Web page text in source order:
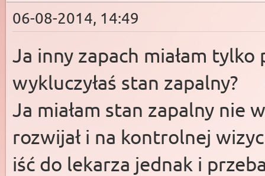
06-08-2014, 14:49
Ja inny zapach miałam
wykluczyłaś stan zapalny?
Ja miałam stan zapalny nie
rozwijał i na kontrolnej
iść do lekarza jednak i